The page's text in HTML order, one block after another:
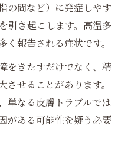
の間など）に発症しやす
引き起こします。高温多
報告される症状です。
をきたすだけでなく、精
せることがあります。
単なる皮膚トラブルでは
がある可能性を疑う必要